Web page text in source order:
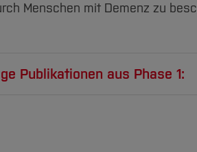
Menschen mit Demenz zu
Publikationen aus Phase 1: